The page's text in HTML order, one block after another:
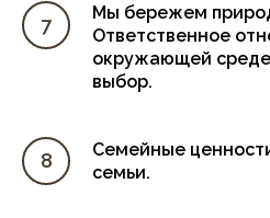
Мы бережем
Ответственное
окружающей
выбор.
Семейные
семьи.